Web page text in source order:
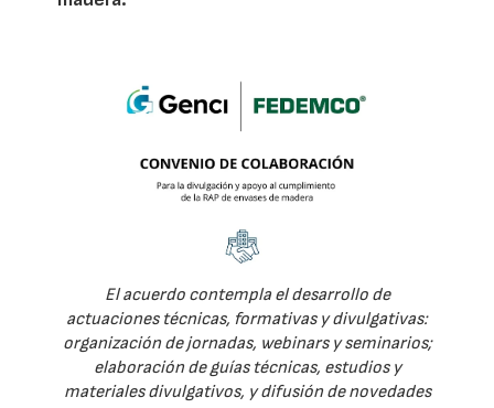
El acuerdo contempla el desarrollo de
actuaciones técnicas, formativas y divulgativas:
organización de jornadas, webinars y seminarios;
elaboración de guías técnicas, estudios y
materiales divulgativos, y difusión de novedades